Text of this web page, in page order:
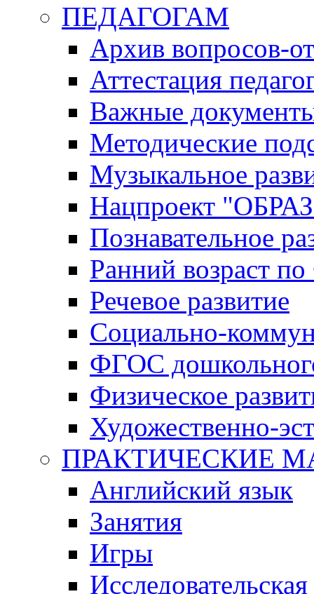
ПЕДАГОГАМ
Архив вопросов-
Аттестация
Важные
Методические
Музыкальное
Нацпроект
Познавательное
Ранний возраст
Речевое развитие
Социально-
ФГОС
Физическое
Художественно-
ПРАКТИЧЕСКИЕ
Английский язык
Занятия
Игры